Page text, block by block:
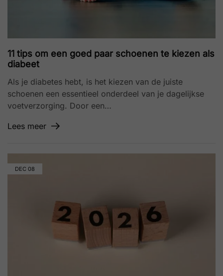
11 tips om een goed paar schoenen te kiezen als
diabeet
Als je diabetes hebt, is het kiezen van de juiste
schoenen een essentieel onderdeel van je dagelijkse
voetverzorging. Door een…
Lees meer
DEC 08